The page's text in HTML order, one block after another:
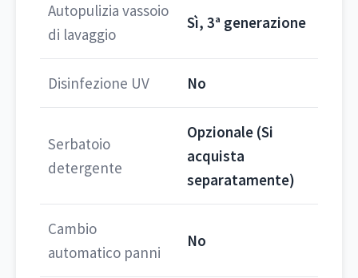
Autopulizia vassoio
di lavaggio
Sì, 3ª generazione
Disinfezione UV No
Serbatoio
detergente
Opzionale (Si
acquista
separatamente)
Cambio
automatico panni
No